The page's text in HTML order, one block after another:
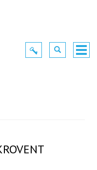
Toggle
navigation
Toggle
navigation